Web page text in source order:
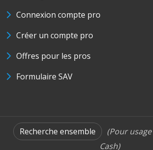
Connexion compte pro
Créer un compte pro
Offres pour les pros
Formulaire SAV
Recherche ensemble
(Pour
Cash)